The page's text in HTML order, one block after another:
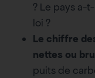
? Le pays a-
loi ?
Le chiffre
nettes ou
puits de